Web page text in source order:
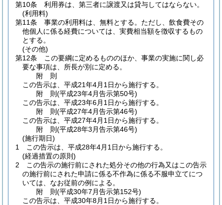
第10条
利用券は、第三者に譲渡又は貸与してはならない。
(利用料)
第11条
事業の利用料は、無料とする。 ただし、飲食費その
他個人に係る経費については、実費相当額を徴収するもの
とする。
(その他)
第12条
この要綱に定めるもののほか、事業の実施に関し必
要な事項は、所長が別に定める。
附 則
この告示は、平成21年4月1日から施行する。
附 則(平成23年4月告示第50号)
この告示は、平成23年6月1日から施行する。
附 則(平成27年4月告示第46号)
この告示は、平成27年4月1日から施行する。
附 則(平成28年3月告示第46号)
(施行期日)
1
この告示は、平成28年4月1日から施行する。
(経過措置の原則)
2
この告示の施行前にされた処分その他の行為又はこの告示
の施行前にされた申請に係る不作為に係る不服申立てにつ
いては、なお従前の例による。
附 則(平成30年7月告示第152号)
この告示は、平成30年8月1日から施行する。